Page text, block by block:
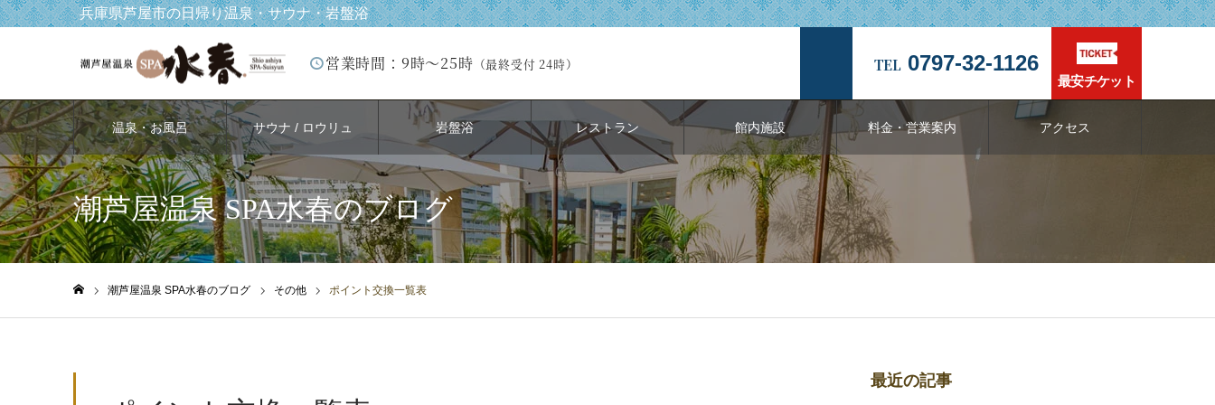
兵庫県芦屋市の日帰り温泉・サウナ・岩盤浴
営業時間：9時～25時 （最終受付 24時）
最安チケット
0797-32-1126
温泉・お風呂 サウナ / ロウリュ 岩盤浴 レストラン 館内施設 料金・営業案内 アクセス
潮芦屋温泉 SPA水春のブログ
潮芦屋温泉 SPA水春のブログ その他 ポイント交換一覧表
最近の記事